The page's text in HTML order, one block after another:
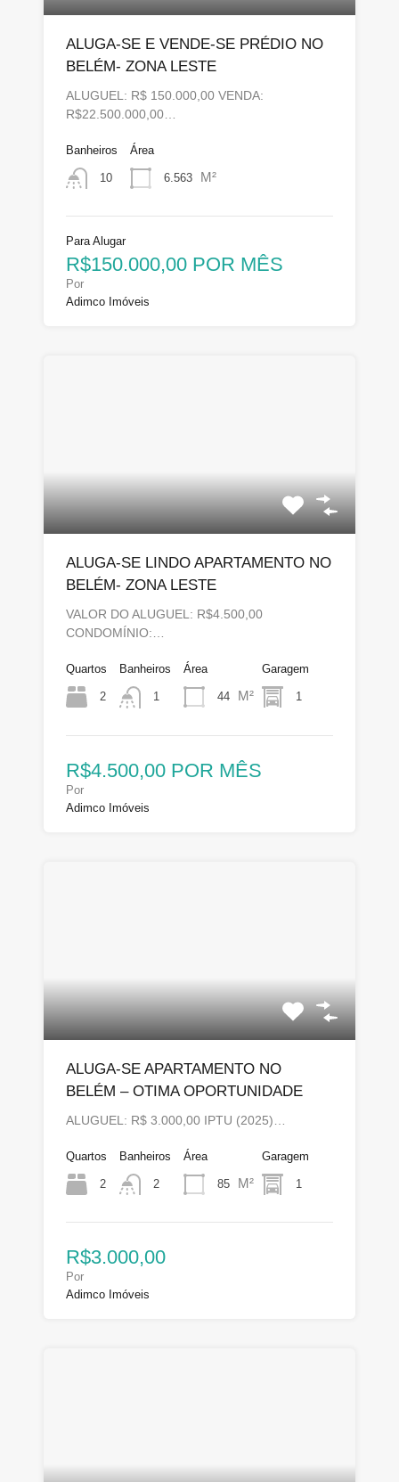
ALUGA-SE E VENDE-SE PRÉDIO NO
BELÉM- ZONA LESTE
ALUGUEL: R$ 150.000,00 VENDA:
R$22.500.000,00…
Banheiros
10
Área
6.563 M²
Para Alugar
R$150.000,00 POR MÊS
Por
Adimco Imóveis
ALUGA-SE LINDO APARTAMENTO NO
BELÉM- ZONA LESTE
VALOR DO ALUGUEL: R$4.500,00
CONDOMÍNIO:…
Quartos
2
Banheiros
1
Área
44 M²
Garagem
1
R$4.500,00 POR MÊS
Por
Adimco Imóveis
ALUGA-SE APARTAMENTO NO
BELÉM – OTIMA OPORTUNIDADE
ALUGUEL: R$ 3.000,00 IPTU (2025)…
Quartos
2
Banheiros
2
Área
85 M²
Garagem
1
R$3.000,00
Por
Adimco Imóveis